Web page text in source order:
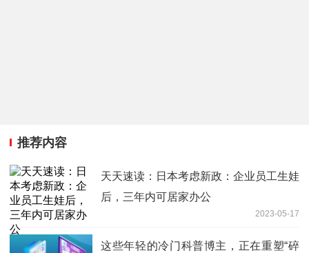
推荐内容
天天速读：日本考虑新政：企业员工生娃
后，三年内可居家办公
2023-05-17
这些年轻的冷门科普博主，正在重塑“碎